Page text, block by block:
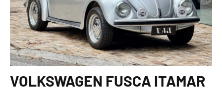
VOLKSWAGEN FUSCA ITAMAR